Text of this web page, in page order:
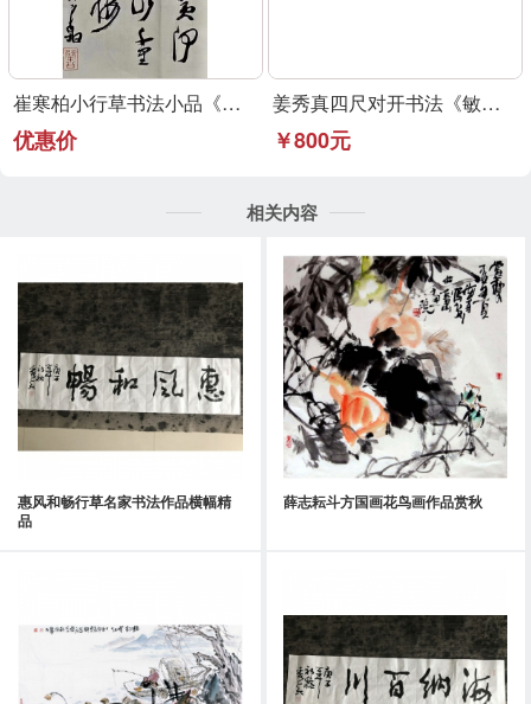
崔寒柏小行草书法小品《登鹳雀楼》可定制
优惠价
姜秀真四尺对开书法《敏事慎言》行草书法作品
￥800元
相关内容
惠风和畅行草名家书法作品横幅精
品
薛志耘斗方国画花鸟画作品赏秋